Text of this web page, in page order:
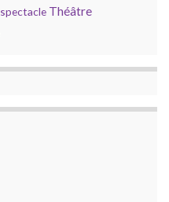
spectacle Théâtre